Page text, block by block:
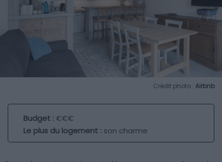
Crédit photo : Airbnb
Budget :€€€
Le plus du logement : son charme